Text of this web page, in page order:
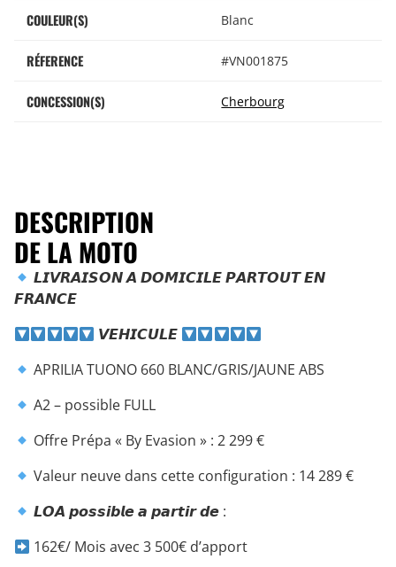
COULEUR(S) Blanc
RÉFERENCE #VN001875
CONCESSION(S) Cherbourg
DESCRIPTION
DE LA MOTO
𝙇𝙄𝙑𝙍𝘼𝙄𝙎𝙊𝙉 𝘼 𝘿𝙊𝙈𝙄𝘾𝙄𝙇𝙀 𝙋𝘼𝙍𝙏𝙊𝙐𝙏 𝙀𝙉
𝙁𝙍𝘼𝙉𝘾𝙀
𝙑𝙀𝙃𝙄𝘾𝙐𝙇𝙀
APRILIA TUONO 660 BLANC/GRIS/JAUNE ABS
A2 – possible FULL
Offre Prépa « By Evasion » : 2 299 €
Valeur neuve dans cette configuration : 14 289 €
𝙇𝙊𝘼 𝙥𝙤𝙨𝙨𝙞𝙗𝙡𝙚 𝙖 𝙥𝙖𝙧𝙩𝙞𝙧 𝙙𝙚 :
162€/ Mois avec 3 500€ d’apport